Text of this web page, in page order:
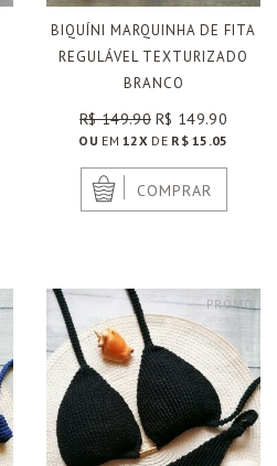
BIQUÍNI MARQUINHA DE FITA
REGULÁVEL TEXTURIZADO
BRANCO
R$ 149.90 R$ 149.90
OU EM12X DE R$ 15.05
COMPRAR
PROMO